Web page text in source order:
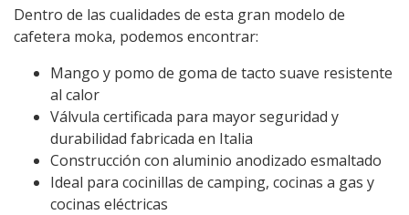
Dentro de las cualidades de esta gran modelo de
cafetera moka, podemos encontrar:
Mango y pomo de goma de tacto suave resistente
al calor
Válvula certificada para mayor seguridad y
durabilidad fabricada en Italia
Construcción con aluminio anodizado esmaltado
Ideal para cocinillas de camping, cocinas a gas y
cocinas eléctricas